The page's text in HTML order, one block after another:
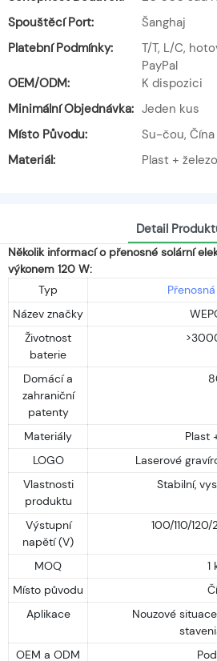
Spouštěcí Port:
Šanghaj
Platební Podmínky:
T/T, L/C,
PayPal
OEM/ODM:
K dispozici
Minimální Objednávka: Jeden kus
Místo Původu:
Su-čou, Čína
Materiál:
Plast + železo
Detail
Několik informací o přenosné solární
výkonem 120 W:
Typ
Název značky
Životnost
baterie
Domácí a
zahraniční
patenty
Materiály
Plast
LOGO
Laserové
Vlastnosti
produktu
Stabilní,
Výstupní
napětí (V)
100/110/
MOQ
1
Místo původu
Aplikace
Nouzové
OEM a ODM